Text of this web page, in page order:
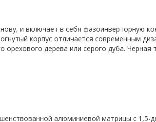
и включает в себя фазоинверторную
корпус отличается современным
дерева или серого дуба. Черная
алюминиевой матрицы с